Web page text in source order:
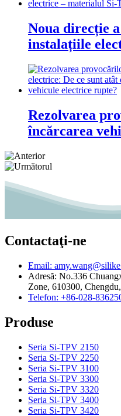
Noua direcție
instalațiile
Rezolvarea
încărcarea
Contactaţi-ne
Email:
Adresă: No.336
Zone, 610300,
Telefon: +86-028-
Produse
Seria Si-TPV 2150
Seria Si-TPV 2250
Seria Si-TPV 3100
Seria Si-TPV 3300
Seria Si-TPV 3320
Seria Si-TPV 3400
Seria Si-TPV 3420